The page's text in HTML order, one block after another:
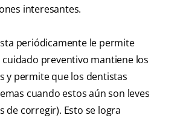
interesantes.
periódicamente le permite
preventivo mantiene los
y permite que los dentistas
cuando estos aún son leves
de corregir). Esto se logra